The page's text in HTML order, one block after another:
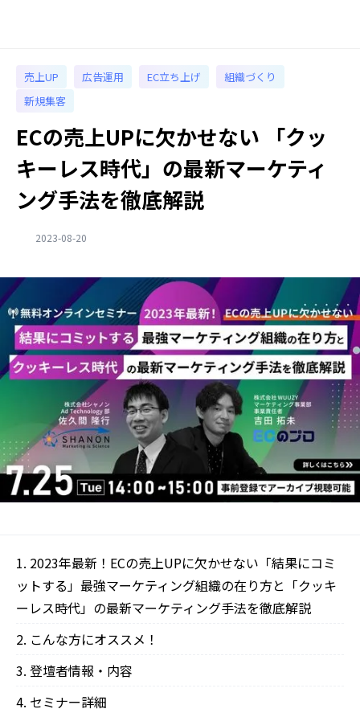
売上UP 広告運用 EC立ち上げ
組織づくり
新規集客
ECの売上UPに欠かせない 「クッ
キーレス時代」の最新マーケティ
ング手法を徹底解説
2023-08-20
2023年最新！ECの売上UPに欠かせない「結果にコミ
ットする」最強マーケティング組織の在り方と「クッキ
ーレス時代」の最新マーケティング手法を徹底解説
こんな方にオススメ！
登壇者情報・内容
セミナー詳細